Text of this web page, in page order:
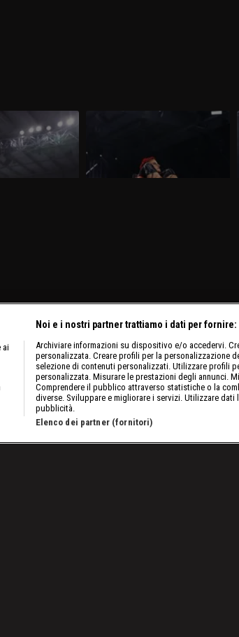
2026: i primi
del 10 marzo,
sono in
Contender's Match,
maschile e
su discovery+, Zaria sfida Jacy Jayne per
il titolo femminile.
ai
Noi e i nostri partner trattiamo i dati per fornire:
Archiviare informazioni su dispositivo e/o accedervi.
personalizzata. Creare profili per la personalizzazione
selezione di contenuti personalizzati. Utilizzare profili
personalizzata. Misurare le prestazioni degli annunci.
Comprendere il pubblico attraverso statistiche o la
diverse. Sviluppare e migliorare i servizi. Utilizzare dati
pubblicità.
Elenco dei partner (fornitori)